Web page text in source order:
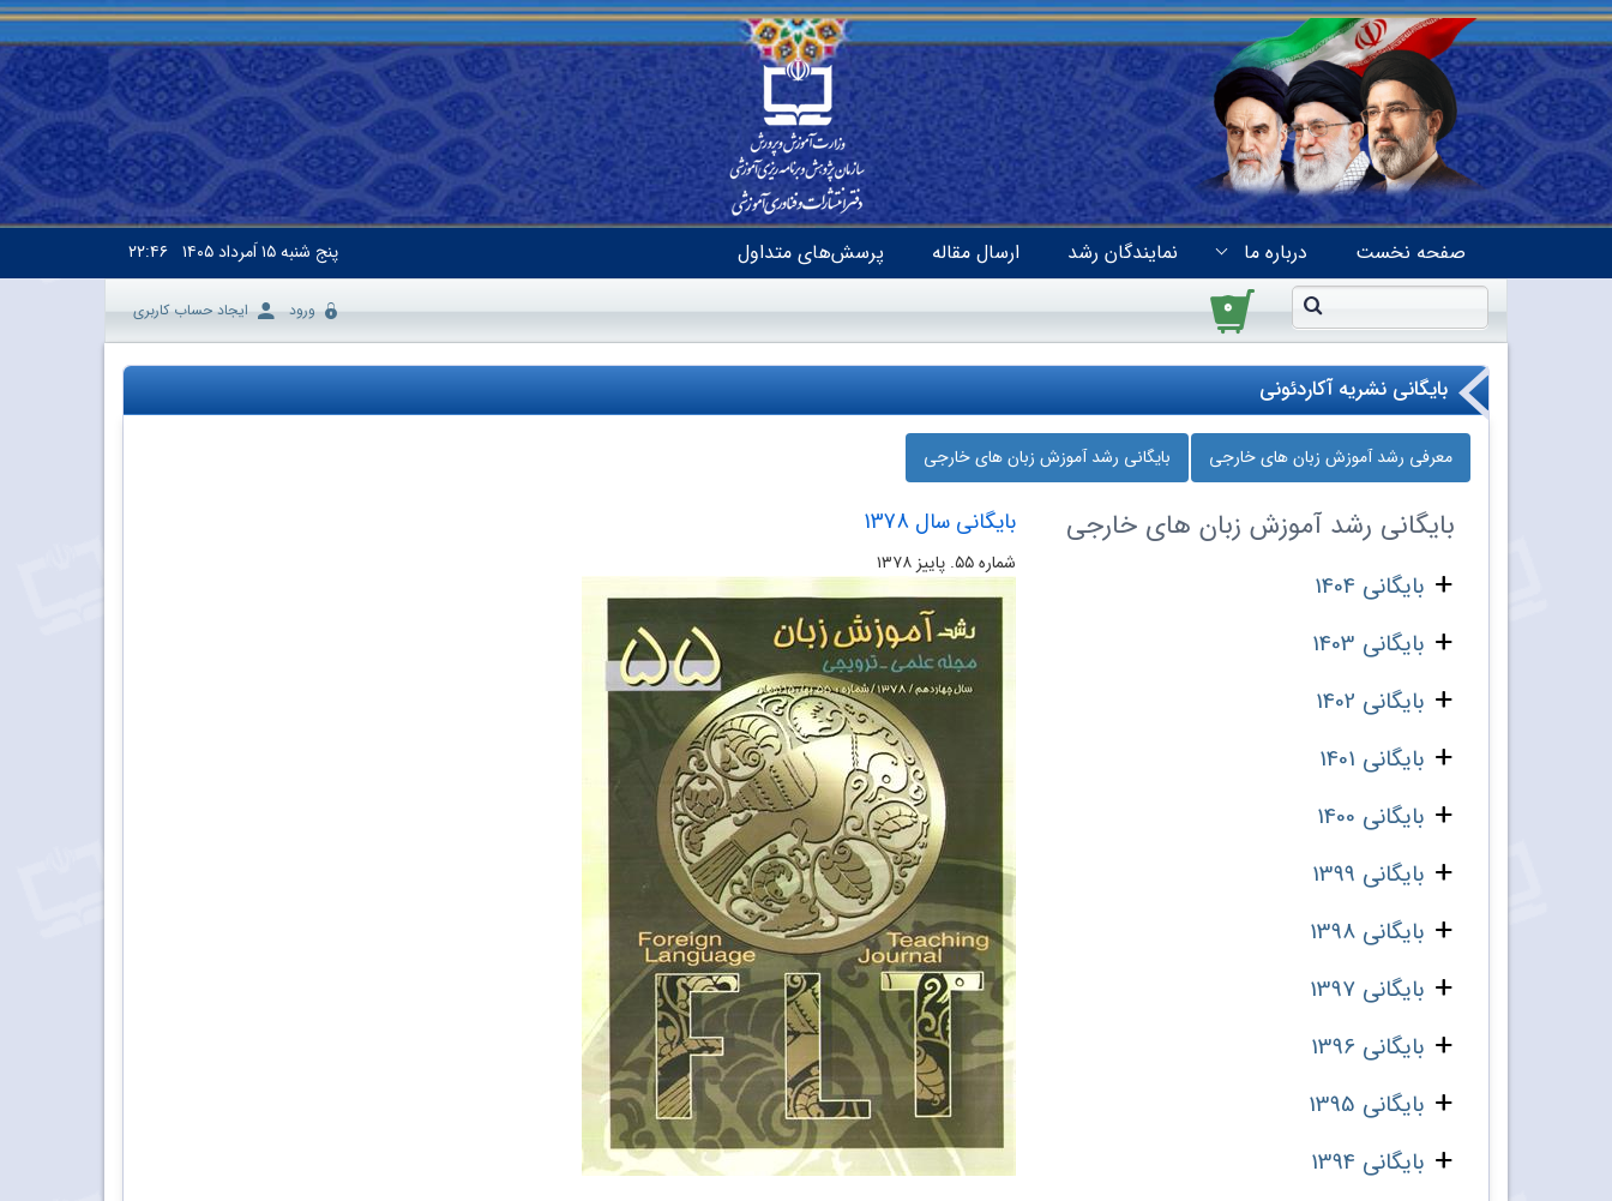
صفحه نخست درباره ما نمایندگان رشد ارسال مقاله پرسش‌های متداول پنج شنبه۱۵ اَمرداد ۱۴۰۵ ۲۲:۴۶
۰ ورود ایجاد حساب کاربری
بایگانی نشریه آکاردئونی
معرفی رشد آموزش زبان‌ های خارجی بایگانی رشد آموزش زبان‌ های خارجی
بایگانی رشد آموزش زبان‌ های خارجی
بایگانی 1404
بایگانی 1403
بایگانی 1402
بایگانی 1401
بایگانی 1400
بایگانی 1399
بایگانی 1398
بایگانی 1397
بایگانی 1396
بایگانی 1395
بایگانی 1394
بایگانی سال 1378
شماره ۵۵. پاییز ۱۳۷۸